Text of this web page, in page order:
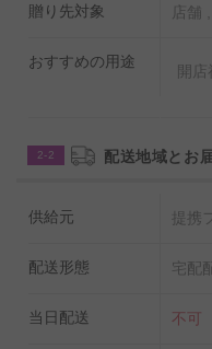
贈り先対象 店舗
おすすめの用途
開
2-2 配送地域とお
供給元 提携
配送形態 宅配
当日配送 不可